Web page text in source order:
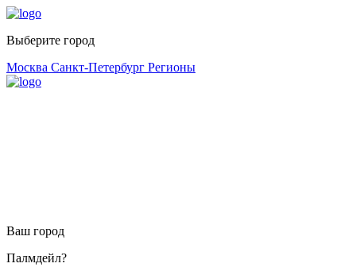
Выберите город
Москва Санкт-Петербург Регионы
Ваш город
Палмдейл?